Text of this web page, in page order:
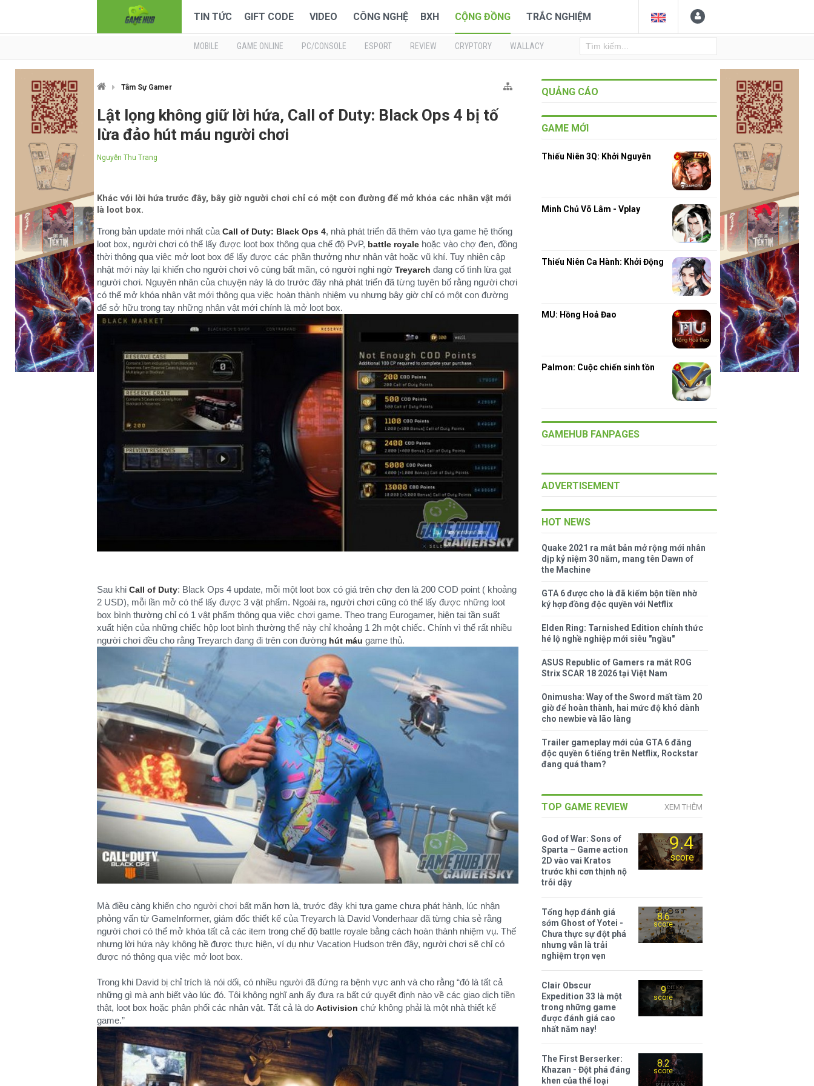
TIN TỨC GIFT CODE VIDEO CÔNG NGHỆ BXH CỘNG ĐỒNG TRẮC NGHIỆM
MOBILE GAME ONLINE PC/CONSOLE ESPORT REVIEW CRYPTORY WALLACY
Tâm Sự Gamer
Lật lọng không giữ lời hứa, Call of Duty: Black Ops 4 bị tố
lừa đảo hút máu người chơi
Nguyễn Thu Trang
Khác với lời hứa trước đây, bây giờ người chơi chỉ có một con đường để mở khóa các nhân vật mới
là loot box.
Trong bản update mới nhất của Call of Duty: Black Ops 4, nhà phát triển đã thêm vào tựa game hệ thống
loot box, người chơi có thể lấy được loot box thông qua chế độ PvP, battle royale hoặc vào chợ đen, đồng
thời thông qua viêc mở loot box để lấy được các phần thưởng như nhân vật hoặc vũ khí. Tuy nhiên cập
nhật mới này lại khiến cho người chơi vô cùng bất mãn, có người nghi ngờ Treyarch đang cố tình lừa gạt
người chơi. Nguyên nhân của chuyện này là do trước đây nhà phát triển đã từng tuyên bố rằng người chơi
có thể mở khóa nhân vật mới thông qua việc hoàn thành nhiệm vụ nhưng bây giờ chỉ có một con đường
để sở hữu trong tay những nhân vật mới chính là mở loot box.
Sau khi Call of Duty: Black Ops 4 update, mỗi một loot box có giá trên chợ đen là 200 COD point ( khoảng
2 USD), mỗi lần mở có thể lấy được 3 vật phẩm. Ngoài ra, người chơi cũng có thể lấy được những loot
box bình thường chỉ có 1 vật phẩm thông qua việc chơi game. Theo trang Eurogamer, hiện tại tần suất
xuất hiện của những chiếc hộp loot bình thường thế này chỉ khoảng 1 2h một chiếc. Chính vì thế rất nhiều
người chơi đều cho rằng Treyarch đang đi trên con đường hút máu game thủ.
Mà điều càng khiến cho người chơi bất mãn hơn là, trước đây khi tựa game chưa phát hành, lúc nhận
phỏng vấn từ GameInformer, giám đốc thiết kế của Treyarch là David Vonderhaar đã từng chia sẻ rằng
người chơi có thể mở khóa tất cả các item trong chế độ battle royale bằng cách hoàn thành nhiệm vụ. Thế
nhưng lời hứa này không hề được thực hiện, ví dụ như Vacation Hudson trên đây, người chơi sẽ chỉ có
được nó thông qua việc mở loot box.
Trong khi David bị chỉ trích là nói dối, có nhiều người đã đứng ra bệnh vực anh và cho rằng “đó là tất cả
những gì mà anh biết vào lúc đó. Tôi không nghĩ anh ấy đưa ra bất cứ quyết định nào về các giao dịch tiền
thật, loot box hoặc phân phối các nhân vật. Tất cả là do Activision chứ không phải là một nhà thiết kế
game.”
QUẢNG CÁO
GAME MỚI
Thiếu Niên 3Q: Khởi Nguyên
Minh Chủ Võ Lâm - Vplay
Thiếu Niên Ca Hành: Khởi Động
MU: Hồng Hoả Đao
Palmon: Cuộc chiến sinh tồn
GAMEHUB FANPAGES
ADVERTISEMENT
HOT NEWS
Quake 2021 ra mắt bản mở rộng mới nhân
dịp kỷ niệm 30 năm, mang tên Dawn of
the Machine
GTA 6 được cho là đã kiếm bộn tiền nhờ
ký hợp đồng độc quyền với Netflix
Elden Ring: Tarnished Edition chính thức
hé lộ nghề nghiệp mới siêu "ngầu"
ASUS Republic of Gamers ra mắt ROG
Strix SCAR 18 2026 tại Việt Nam
Onimusha: Way of the Sword mất tầm 20
giờ để hoàn thành, hai mức độ khó dành
cho newbie và lão làng
Trailer gameplay mới của GTA 6 đăng
độc quyền 6 tiếng trên Netflix, Rockstar
đang quá tham?
TOP GAME REVIEW XEM THÊM
9.4
score
God of War: Sons of
Sparta – Game action
2D vào vai Kratos
trước khi cơn thịnh nộ
trỗi dậy
8.6
score
Tổng hợp đánh giá
sớm Ghost of Yotei -
Chưa thực sự đột phá
nhưng vẫn là trải
nghiệm trọn vẹn
9
score
Clair Obscur
Expedition 33 là một
trong những game
được đánh giá cao
nhất năm nay!
8.2
score
The First Berserker:
Khazan - Đột phá đáng
khen của thể loại